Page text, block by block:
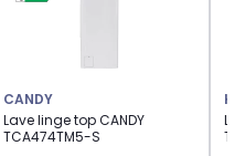
CANDY
Lave linge top CANDY
TCA474TM5-S